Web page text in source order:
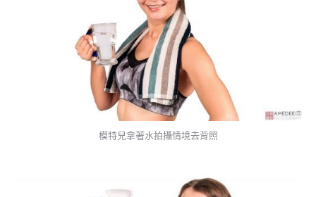
模特兒拿著水拍攝情境去背照